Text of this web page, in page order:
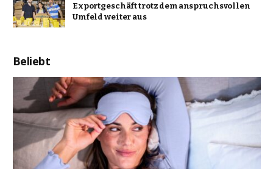
Exportgeschäft trotz dem anspruchsvollen
Umfeld weiter aus
Beliebt